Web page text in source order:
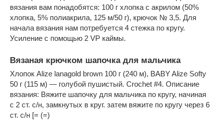
вязания вам понадобятся: 100 г хлопка с акрилом (50%
хлопка, 5% полиакрила, 125 м/50 г), крючок № 3,5. Для
начала вязания нам потребуется 4 стежка по кругу.
Усиление с помощью 2 VP каймы.
Вязаная крючком шапочка для мальчика
Хлопок Alize lanagold brown 100 г (240 м), BABY Alize Softy
50 г (115 м) — голубой пушистый. Crochet #4. Описание
вязания: Вяжите шапочку для мальчика по кругу, начиная
с 2 ст. с/н, замкнутых в круг. затем вяжите по кругу через 6
ст. с/н [= (=)